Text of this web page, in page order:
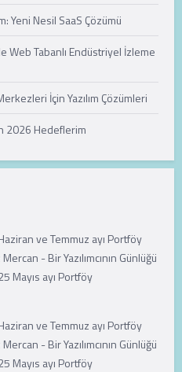
Yeni Nesil SaaS Çözümü
Web Tabanlı Endüstriyel İzleme
İçin Yazılım Çözümleri
2026 Hedeflerim
ve Temmuz ayı Portföy
- Bir Yazılımcının Günlüğü
Mayıs ayı Portföy
ve Temmuz ayı Portföy
- Bir Yazılımcının Günlüğü
Mayıs ayı Portföy